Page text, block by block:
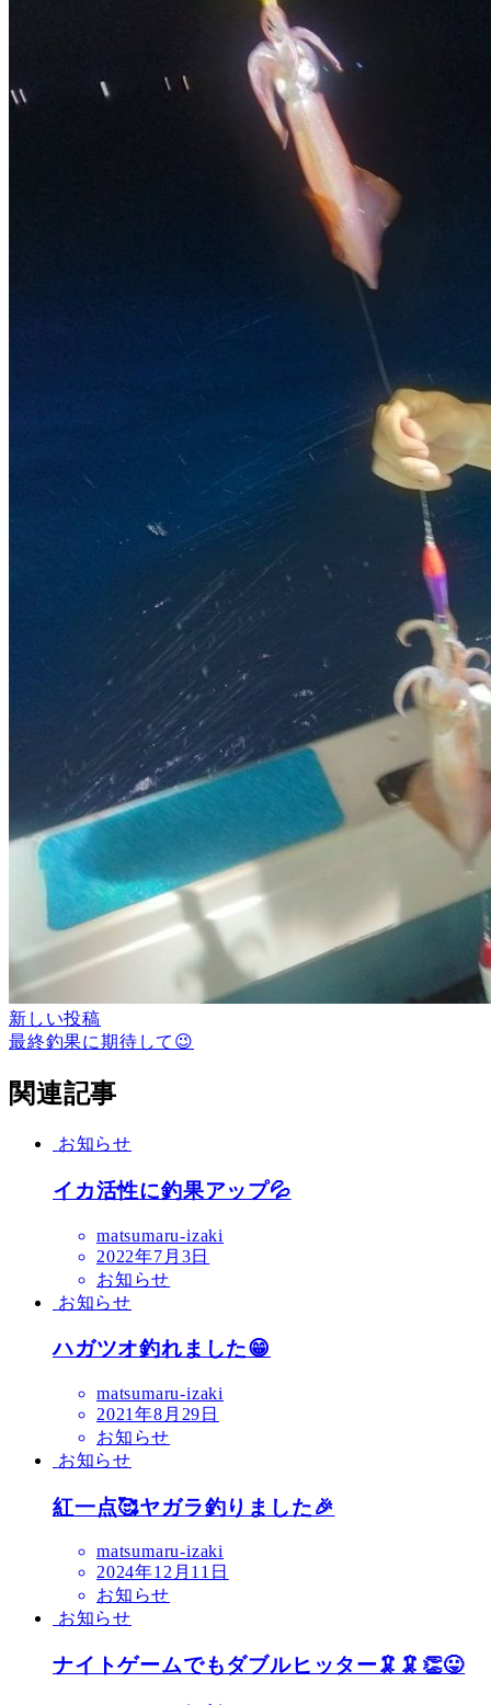
新しい投稿
最終釣果に期待して😉
関連記事
お知らせ
イカ活性に釣果アップ💦
matsumaru-izaki
2022年7月3日
お知らせ
お知らせ
ハガツオ釣れました😁
matsumaru-izaki
2021年8月29日
お知らせ
お知らせ
紅一点🥰ヤガラ釣りました🎉
matsumaru-izaki
2024年12月11日
お知らせ
お知らせ
ナイトゲームでもダブルヒッター🦑🦑👏😛